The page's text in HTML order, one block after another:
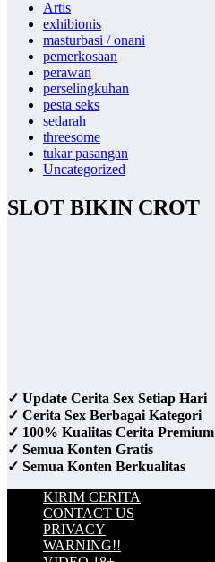
Artis
exhibionis
masturbasi / onani
pemerkosaan
perawan
perselingkuhan
pesta seks
sedarah
threesome
tukar pasangan
Uncategorized
SLOT BIKIN CROT
✓ Update Cerita Sex Setiap Hari
✓ Cerita Sex Berbagai Kategori
✓ 100% Kualitas Cerita Premium
✓ Semua Konten Gratis
✓ Semua Konten Berkualitas
KIRIM CERITA
CONTACT US
PRIVACY
WARNING!!